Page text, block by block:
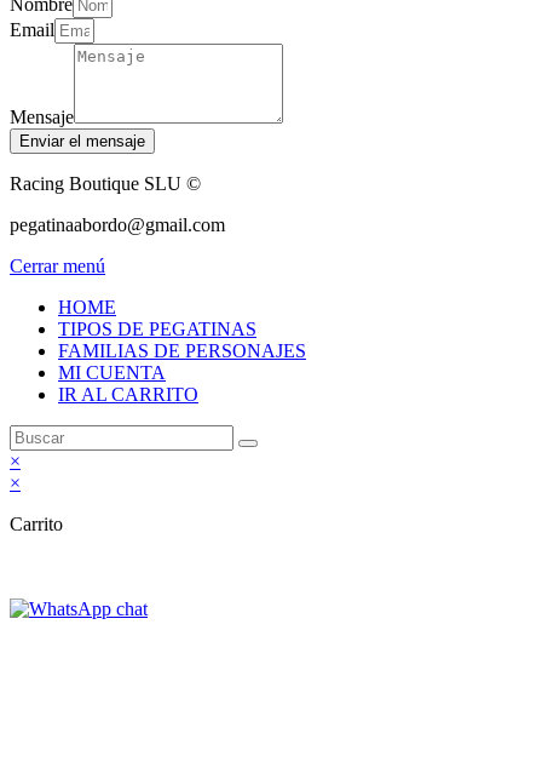
Email
Mensaje
Enviar el mensaje
Racing Boutique SLU ©
pegatinaabordo@gmail.com
Cerrar menú
HOME
TIPOS DE PEGATINAS
FAMILIAS DE PERSONAJES
MI CUENTA
IR AL CARRITO
×
×
Carrito